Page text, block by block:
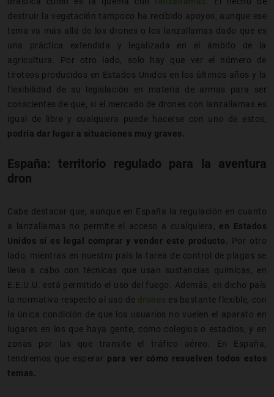
destruir la vegetación tampoco ha recibido apoyos, aunque ese
tema va más allá de los drones o los lanzallamas dado que es
una práctica extendida y legalizada en el ámbito de la
agricultura. Por otro lado, solo hay que ver el número de
tiroteos producidos en Estados Unidos en los últimos años y la
flexibilidad de su legislación en materia de armas para ser
conscientes de que, si el mercado de drones con lanzallamas es
igual de libre y cualquiera puede hacerse con uno de estos,
podría dar lugar a situaciones muy graves.
España: territorio regulado para la aventura
dron
Cabe destacar que, aunque en España la regulación en cuanto
a lanzallamas no permite el acceso a cualquiera, en Estados
Unidos sí es legal comprar y vender este producto. Por otro
lado, mientras en nuestro país la tarea de control de plagas se
lleva a cabo con técnicas que usan sustancias químicas, en
E.E.U.U. está permitido el uso del fuego. Además, en dicho país
la normativa respecto al uso de drones es bastante flexible, con
la única condición de que los usuarios no vuelen el aparato en
lugares en los que haya gente, como colegios o estadios, y en
zonas por las que transite el tráfico aéreo. En España,
tendremos que esperar para ver cómo resuelven todos estos
temas.